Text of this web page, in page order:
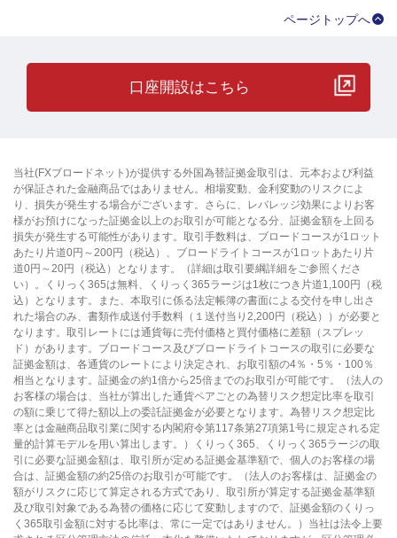
ページトップへ
口座開設はこちら
当社(FXブロードネット)が提供する外国為替証拠金取引は、元本および利益
が保証された金融商品ではありません。相場変動、金利変動のリスクによ
り、損失が発生する場合がございます。さらに、レバレッジ効果によりお客
様がお預けになった証拠金以上のお取引が可能となる分、証拠金額を上回る
損失が発生する可能性があります。取引手数料は、ブロードコースが1ロット
あたり片道0円～200円（税込）、ブロードライトコースが1ロットあたり片
道0円～20円（税込）となります。（詳細は取引要綱詳細をご参照くださ
い）。くりっく365は無料、くりっく365ラージは1枚につき片道1,100円（税
込）となります。また、本取引に係る法定帳簿の書面による交付を申し出さ
れた場合のみ、書類作成送付手数料（１送付当り2,200円（税込））が必要と
なります。取引レートには通貨毎に売付価格と買付価格に差額（スプレッ
ド）があります。ブロードコース及びブロードライトコースの取引に必要な
証拠金額は、各通貨のレートにより決定され、お取引額の4％・5％・100％
相当となります。証拠金の約1倍から25倍までのお取引が可能です。（法人の
お客様の場合は、当社が算出した通貨ペアごとの為替リスク想定比率を取引
の額に乗じて得た額以上の委託証拠金が必要となります。為替リスク想定比
率とは金融商品取引業に関する内閣府令第117条第27項第1号に規定される定
量的計算モデルを用い算出します。）くりっく365、くりっく365ラージの取
引に必要な証拠金額は、取引所が定める証拠金基準額で、個人のお客様の場
合は、証拠金額の約25倍のお取引が可能です。（法人のお客様は、証拠金の
額がリスクに応じて算定される方式であり、取引所が算定する証拠金基準額
及び取引対象である為替の価格に応じて変動しますので、証拠金額のくりっ
く365取引金額に対する比率は、常に一定ではありません。）当社は法令上要